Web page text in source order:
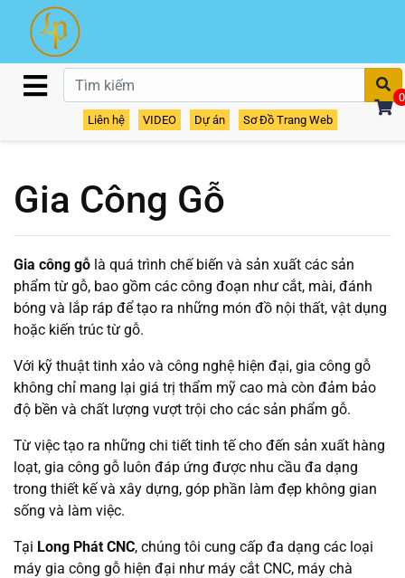
Liên hệ VIDEO Dự án Sơ Đồ Trang Web
0
Gia Công Gỗ
Gia Công Gỗ
Gia công gỗ là quá trình chế biến và sản xuất các sản
phẩm từ gỗ, bao gồm các công đoạn như cắt, mài, đánh
bóng và lắp ráp để tạo ra những món đồ nội thất, vật dụng
hoặc kiến trúc từ gỗ.
Với kỹ thuật tinh xảo và công nghệ hiện đại, gia công gỗ
không chỉ mang lại giá trị thẩm mỹ cao mà còn đảm bảo
độ bền và chất lượng vượt trội cho các sản phẩm gỗ.
Từ việc tạo ra những chi tiết tinh tế cho đến sản xuất hàng
loạt, gia công gỗ luôn đáp ứng được nhu cầu đa dạng
trong thiết kế và xây dựng, góp phần làm đẹp không gian
sống và làm việc.
Tại Long Phát CNC, chúng tôi cung cấp đa dạng các loại
máy gia công gỗ hiện đại như máy cắt CNC, máy chà